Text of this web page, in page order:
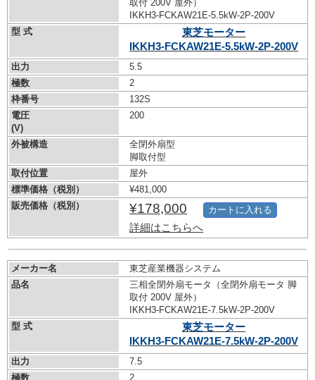
取付 200V 屋外）
IKKH3-FCKAW21E-5.5kW-2P-200V
型 式
東芝モーター
IKKH3-FCKAW21E-5.5kW-2P-200V
出力
5.5
極数
2
枠番号
132S
電圧
(V)
200
外被構造
全閉外扇型
脚取付型
取付位置
屋外
標準価格（税別）
¥481,000
販売価格（税別）
¥178,000
詳細はこちらへ
カートに入れる
メーカー名
東芝産業機器システム
品名
三相全閉外扇モータ（全閉外扇モータ 脚
取付 200V 屋外）
IKKH3-FCKAW21E-7.5kW-2P-200V
型 式
東芝モーター
IKKH3-FCKAW21E-7.5kW-2P-200V
出力
7.5
極数
2